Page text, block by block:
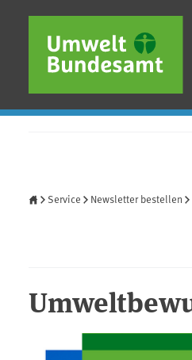
Direkt zum Inhalt
Direkt zum Hauptmenü
Direkt zur Fußzeile
Service Newsletter bestellen